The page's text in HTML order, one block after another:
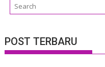
POST TERBARU